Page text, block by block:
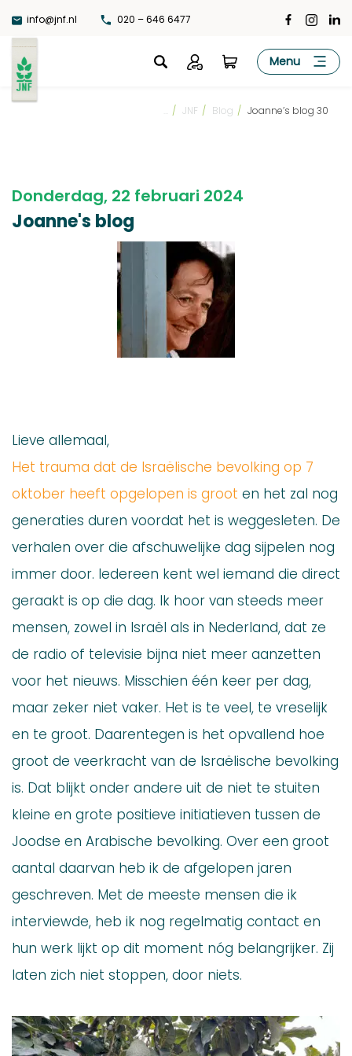
naar
de
inhoud
info@jnf.nl 020 – 646 6477
JNF Menu
/ JNF / Blog / Joanne’s blog 30
Donderdag, 22 februari 2024
Joanne's blog
Lieve allemaal,
Het trauma dat de Israëlische bevolking op 7
oktober heeft opgelopen is groot en het zal nog
generaties duren voordat het is weggesleten. De
verhalen over die afschuwelijke dag sijpelen nog
immer door. Iedereen kent wel iemand die direct
geraakt is op die dag. Ik hoor van steeds meer
mensen, zowel in Israël als in Nederland, dat ze
de radio of televisie bijna niet meer aanzetten
voor het nieuws. Misschien één keer per dag,
maar zeker niet vaker. Het is te veel, te vreselijk
en te groot. Daarentegen is het opvallend hoe
groot de veerkracht van de Israëlische bevolking
is. Dat blijkt onder andere uit de niet te stuiten
kleine en grote positieve initiatieven tussen de
Joodse en Arabische bevolking. Over een groot
aantal daarvan heb ik de afgelopen jaren
geschreven. Met de meeste mensen die ik
interviewde, heb ik nog regelmatig contact en
hun werk lijkt op dit moment nóg belangrijker. Zij
laten zich niet stoppen, door niets.